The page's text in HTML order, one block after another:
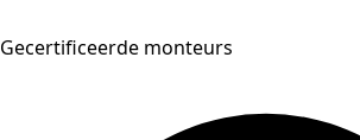
Gecertificeerde monteurs